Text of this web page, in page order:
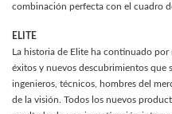
combinación perfecta con el cuadro
ELITE
La historia de Elite ha continuado por
éxitos y nuevos descubrimientos que
ingenieros, técnicos, hombres del
de la visión. Todos los nuevos